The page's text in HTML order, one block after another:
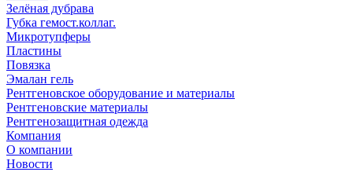
Зелёная дубрава
Губка гемост.коллаг.
Микротупферы
Пластины
Повязка
Эмалан гель
Рентгеновское оборудование и материалы
Рентгеновские материалы
Рентгенозащитная одежда
Компания
О компании
Новости